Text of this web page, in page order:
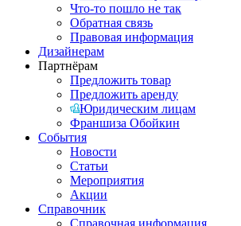
Что-то пошло не так
Обратная связь
Правовая информация
Дизайнерам
Партнёрам
Предложить товар
Предложить аренду
Юридическим лицам
Франшиза Обойкин
События
Новости
Статьи
Мероприятия
Акции
Справочник